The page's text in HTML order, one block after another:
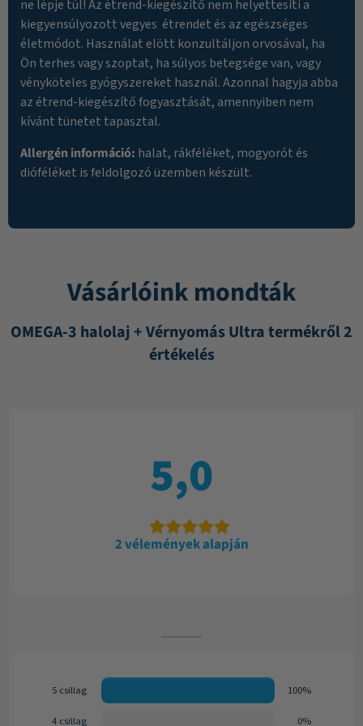
ne lépje túl! Az étrend-kiegészítő nem helyettesíti a
kiegyensúlyozott vegyes étrendet és az egészséges
életmódot. Használat elött konzultáljon orvosával, ha
Ön terhes vagy szoptat, ha súlyos betegsége van, vagy
vényköteles gyógyszereket használ. Azonnal hagyja abba
az étrend-kiegészítő fogyasztását, amennyiben nem
kívánt tünetet tapasztal.
Allergén információ: halat, rákféléket, mogyorót és
dióféléket is feldolgozó üzemben készült.
Vásárlóink mondták
OMEGA-3 halolaj + Vérnyomás Ultra termékről 2
értékelés
5,0
2 vélemények alapján
5 csillag 100%
4 csillag 0%